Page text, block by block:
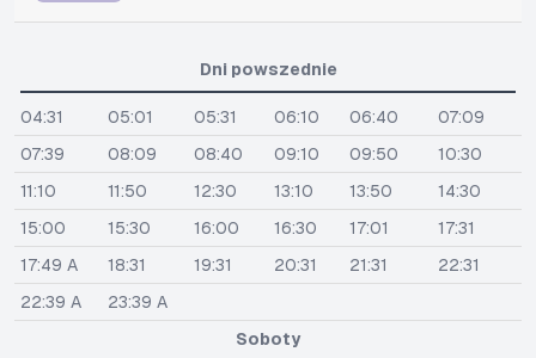
Dni powszednie
04:31 05:01 05:31 06:10 06:40
07:09
07:39
08:09 08:40 09:10 09:50
10:30
11:10
11:50 12:30 13:10 13:50
14:30
15:00
15:30 16:00 16:30 17:01
17:31
17:49 A
18:31 19:31 20:31 21:31
22:31
22:39 A
23:39 A
Soboty